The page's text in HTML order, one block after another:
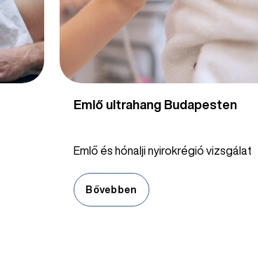
Emlő ultrahang Budapesten
Emlő és hónalji nyirokrégió vizsgálat
Bővebben